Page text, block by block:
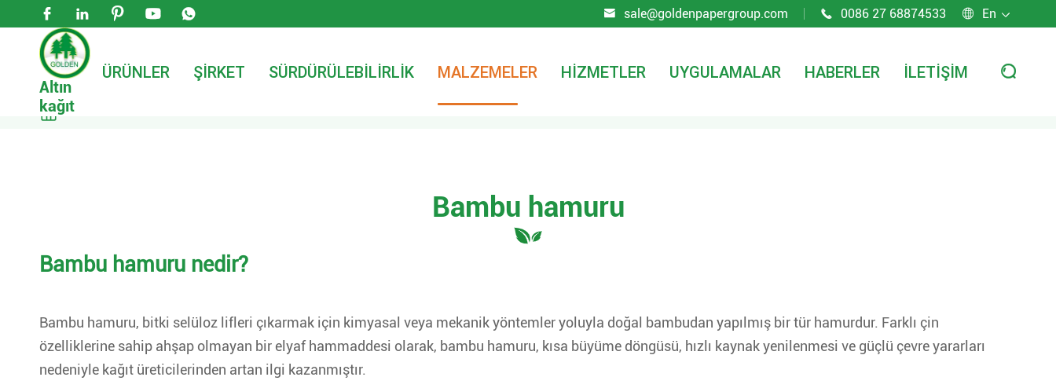
      sale@goldenpapergroup.com  0086 27 68874533  En 
Altın
kağıt
ÜRÜNLER ŞIRKET SÜRDÜRÜLEBILIRLIK MALZEMELER HIZMETLER UYGULAMALAR HABERLER İLETIŞIM 
 Ev
Bambu hamuru
Bambu hamuru nedir?
Bambu hamuru, bitki selüloz lifleri çıkarmak için kimyasal veya mekanik yöntemler yoluyla doğal bambudan yapılmış bir tür hamurdur. Farklı çin
özelliklerine sahip ahşap olmayan bir elyaf hammaddesi olarak, bambu hamuru, kısa büyüme döngüsü, hızlı kaynak yenilenmesi ve güçlü çevre yararları
nedeniyle kağıt üreticilerinden artan ilgi kazanmıştır.